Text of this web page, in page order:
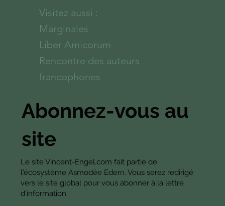
Abonnez-vous au
site
Le site Vincent-Engel.com fait partie de
l'écosystème Asmodée Edern. Vous serez redirigé
Visitez aussi :
Liber Amicorum
Rencontre des auteurs
francophones